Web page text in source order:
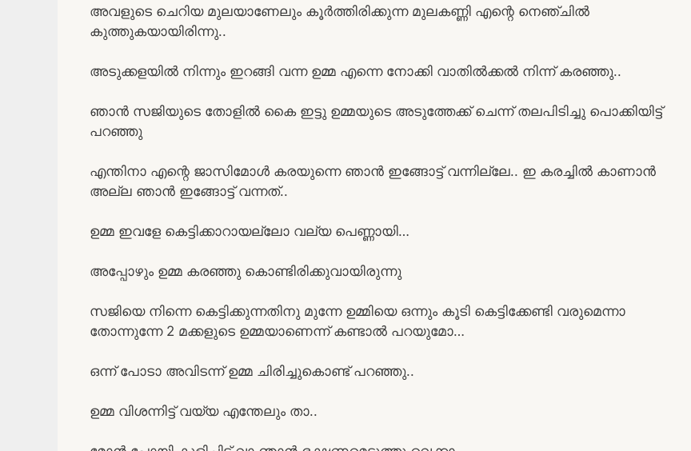
അവളുടെ ചെറിയ മുലയാണേലും കൂർത്തിരിക്കുന്ന മുലകണ്ണി എന്റെ നെഞ്ചിൽ
കുത്തുകയായിരിന്നു..
അടുക്കളയിൽ നിന്നും ഇറങ്ങി വന്ന ഉമ്മ എന്നെ നോക്കി വാതിൽക്കൽ നിന്ന് കരഞ്ഞു..
ഞാൻ സജിയുടെ തോളിൽ കൈ ഇട്ടു ഉമ്മയുടെ അടുത്തേക്ക് ചെന്ന് തലപിടിച്ചു പൊക്കിയിട്ട്
പറഞ്ഞു
എന്തിനാ എന്റെ ജാസിമോൾ കരയുന്നെ ഞാൻ ഇങ്ങോട്ട് വന്നില്ലേ.. ഇ കരച്ചിൽ കാണാൻ
അല്ല ഞാൻ ഇങ്ങോട്ട് വന്നത്..
ഉമ്മ ഇവളേ കെട്ടിക്കാറായല്ലോ വല്യ പെണ്ണായി…
അപ്പോഴും ഉമ്മ കരഞ്ഞു കൊണ്ടിരിക്കുവായിരുന്നു
സജിയെ നിന്നെ കെട്ടിക്കുന്നതിനു മുന്നേ ഉമ്മിയെ ഒന്നും കൂടി കെട്ടിക്കേണ്ടി വരുമെന്നാ
തോന്നുന്നേ 2 മക്കളുടെ ഉമ്മയാണെന്ന് കണ്ടാൽ പറയുമോ…
ഒന്ന് പോടാ അവിടന്ന് ഉമ്മ ചിരിച്ചുകൊണ്ട് പറഞ്ഞു..
ഉമ്മ വിശന്നിട്ട് വയ്യ എന്തേലും താ..